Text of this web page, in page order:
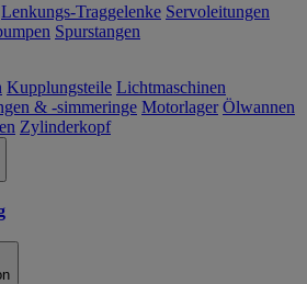
Lenkungs-Traggelenke Servoleitungen
Spurstangen
Kupplungsteile Lichtmaschinen
& -simmeringe Motorlager Ölwannen
Zylinderkopf